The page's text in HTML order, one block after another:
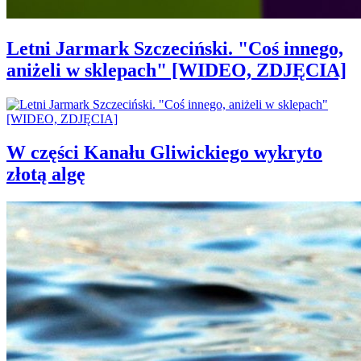
Letni Jarmark Szczeciński. "Coś innego,
aniżeli w sklepach" [WIDEO, ZDJĘCIA]
W części Kanału Gliwickiego wykryto
złotą algę